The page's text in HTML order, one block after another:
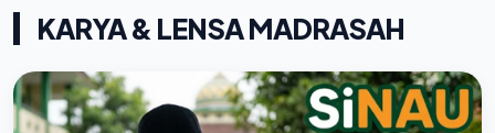
KARYA & LENSA MADRASAH